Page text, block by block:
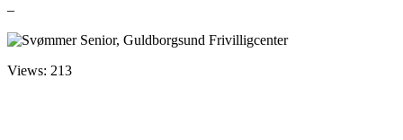
–
Views: 213